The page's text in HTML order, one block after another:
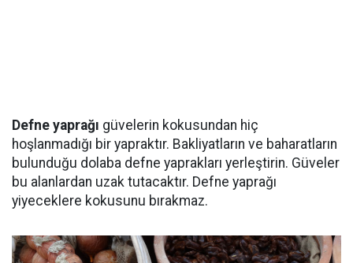
Defne yaprağı güvelerin kokusundan hiç
hoşlanmadığı bir yapraktır. Bakliyatların ve baharatların
bulunduğu dolaba defne yaprakları yerleştirin. Güveler
bu alanlardan uzak tutacaktır. Defne yaprağı
yiyeceklere kokusunu bırakmaz.